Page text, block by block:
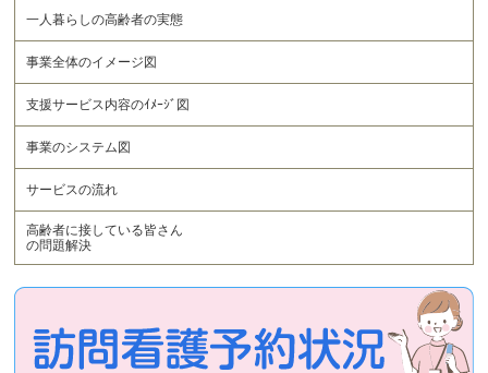
一人暮らしの高齢者の実態
事業全体のイメージ図
支援サービス内容のｲﾒｰｼﾞ図
事業のシステム図
サービスの流れ
高齢者に接している皆さん
の問題解決